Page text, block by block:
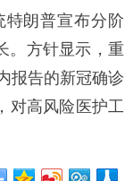
特朗普宣布分阶
。方针显示，重
报告的新冠确诊
对高风险医护工